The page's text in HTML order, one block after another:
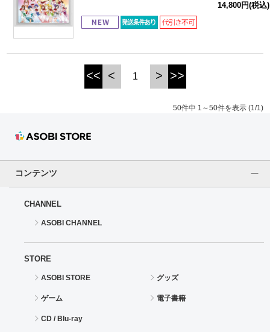
14,800円(税込)
<< < 1 > >>
50件中 1～50件を表示 (1/1)
コンテンツ
CHANNEL
ASOBI CHANNEL
STORE
ASOBI STORE グッズ
ゲーム 電子書籍
CD / Blu-ray